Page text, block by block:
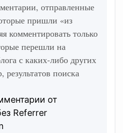
отправленные
пришли «из
комментировать только
перешли на
с каких-либо других
поиска
от
Referrer